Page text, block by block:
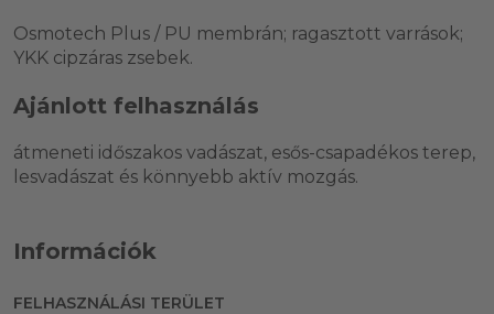
Osmotech Plus / PU membrán; ragasztott varrások;
YKK cipzáras zsebek.
Ajánlott felhasználás
átmeneti időszakos vadászat, esős-csapadékos terep,
lesvadászat és könnyebb aktív mozgás.
Információk
FELHASZNÁLÁSI TERÜLET